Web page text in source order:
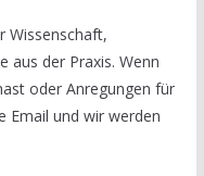
Wissenschaft,
aus der Praxis. Wenn
oder Anregungen für
Email und wir werden